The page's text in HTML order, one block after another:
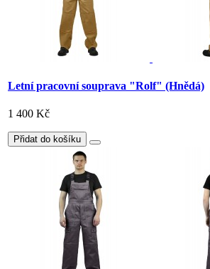
Letní pracovní souprava "Rolf" (Hnědá)
1 400 Kč
Přidat do košíku